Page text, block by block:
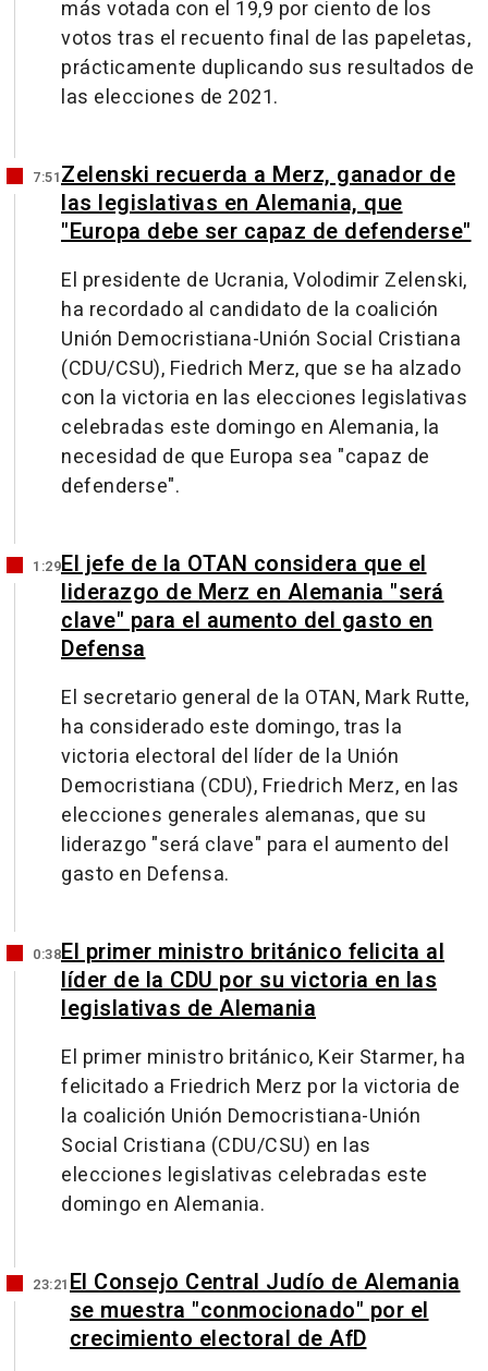
más votada con el 19,9 por ciento de los
votos tras el recuento final de las papeletas,
prácticamente duplicando sus resultados de
las elecciones de 2021.
7:51Zelenski recuerda a Merz, ganador de
las legislativas en Alemania, que
"Europa debe ser capaz de defenderse"
El presidente de Ucrania, Volodimir Zelenski,
ha recordado al candidato de la coalición
Unión Democristiana-Unión Social Cristiana
(CDU/CSU), Fiedrich Merz, que se ha alzado
con la victoria en las elecciones legislativas
celebradas este domingo en Alemania, la
necesidad de que Europa sea "capaz de
defenderse".
1:29El jefe de la OTAN considera que el
liderazgo de Merz en Alemania "será
clave" para el aumento del gasto en
Defensa
El secretario general de la OTAN, Mark Rutte,
ha considerado este domingo, tras la
victoria electoral del líder de la Unión
Democristiana (CDU), Friedrich Merz, en las
elecciones generales alemanas, que su
liderazgo "será clave" para el aumento del
gasto en Defensa.
0:38El primer ministro británico felicita al
líder de la CDU por su victoria en las
legislativas de Alemania
El primer ministro británico, Keir Starmer, ha
felicitado a Friedrich Merz por la victoria de
la coalición Unión Democristiana-Unión
Social Cristiana (CDU/CSU) en las
elecciones legislativas celebradas este
domingo en Alemania.
23:21 El Consejo Central Judío de Alemania
se muestra "conmocionado" por el
crecimiento electoral de AfD